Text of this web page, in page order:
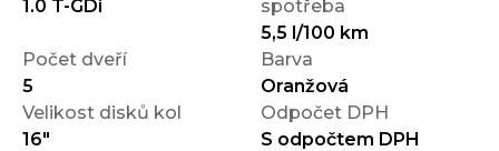
1.0 T-GDi
spotřeba
5,5 l/100 km
Počet dveří
5
Barva
Oranžová
Velikost disků kol
16"
Odpočet DPH
S odpočtem DPH